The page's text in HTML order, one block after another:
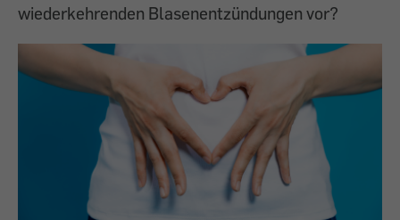
wiederkehrenden Blasenentzündungen vor?